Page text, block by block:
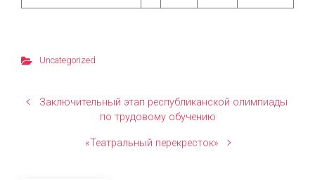
Uncategorized
Заключительный этап республиканской олимпиады
по трудовому обучению
«Театральный перекресток»